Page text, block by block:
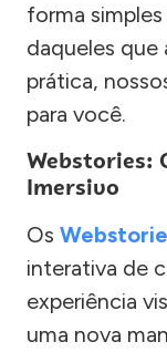
forma
daqueles que
prática,
para você.
Webstories:
Imersivo
Os
interativa de
experiência
uma nova